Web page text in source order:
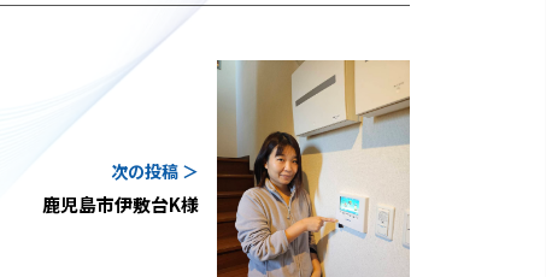
次の投稿 ＞
鹿児島市伊敷台K様